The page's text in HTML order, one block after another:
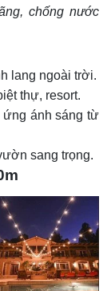
chống nước
lang ngoài trời.
thự, resort.
ứng ánh sáng từ
sang trọng.